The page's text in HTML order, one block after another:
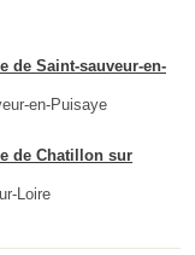
de Saint-sauveur-en-
en-Puisaye
de Chatillon sur
Loire